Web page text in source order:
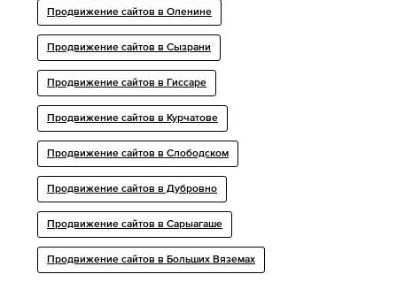
Продвижение сайтов в Оленине
Продвижение сайтов в Сызрани
Продвижение сайтов в Гиссаре
Продвижение сайтов в Курчатове
Продвижение сайтов в Слободском
Продвижение сайтов в Дубровно
Продвижение сайтов в Сарыагаше
Продвижение сайтов в Больших Вяземах